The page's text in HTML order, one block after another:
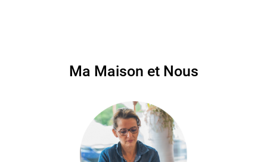
Ma Maison et Nous